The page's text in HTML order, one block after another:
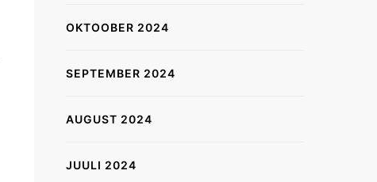
OKTOOBER 2024
SEPTEMBER 2024
AUGUST 2024
JUULI 2024